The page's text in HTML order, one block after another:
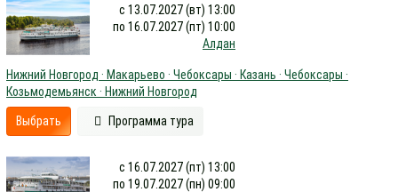
с 13.07.2027 (вт) 13:00
по 16.07.2027 (пт) 10:00
Алдан
Нижний Новгород · Макарьево · Чебоксары · Казань · Чебоксары ·
Козьмодемьянск · Нижний Новгород
Выбрать Программа тура
с 16.07.2027 (пт) 13:00
по 19.07.2027 (пн) 09:00